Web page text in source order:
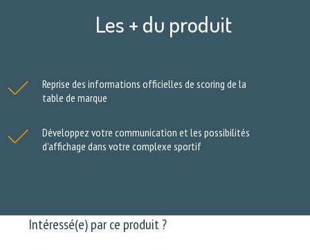
Les + du produit
Reprise des informations officielles de scoring de la
table de marque
Développez votre communication et les possibilités
d'affichage dans votre complexe sportif
Intéressé(e) par ce produit ?